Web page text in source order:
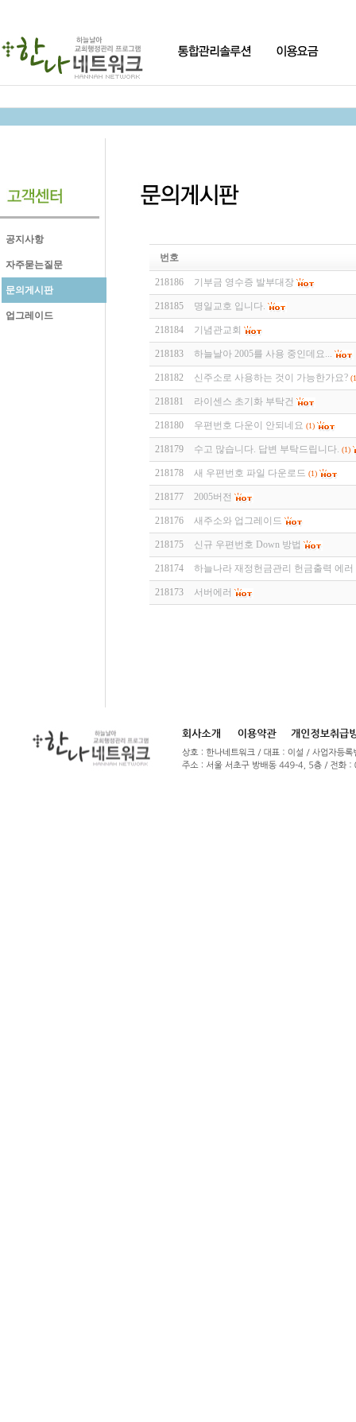
공지사항
자주묻는질문
문의게시판
업그레이드
번호
218186 기부금 영수증 발부대장
218185 명일교호 입니다.
218184 기념관교회
218183 하늘날아 2005를 사용 중인데요...
218182 신주소로 사용하는 것이 가능한가요?
218181 라이센스 초기화 부탁건
218180 우편번호 다운이 안되네요 (1)
218179 수고 많습니다. 답변 부탁드립니다. (1)
218178 새 우편번호 파일 다운로드 (1)
218177 2005버전
218176 새주소와 업그레이드
218175 신규 우편번호 Down 방법
218174 하늘나라 재정헌금관리 헌금출력 에러
218173 서버에러